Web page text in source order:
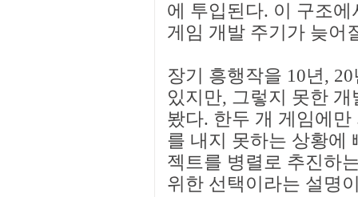
에 투입된다. 이 구조
게임 개발 주기가 늦어
장기 흥행작을 10년,
있지만, 그렇지 못한
봤다. 한두 개 게임에
를 내지 못하는 상황에
젝트를 병렬로 추진하
위한 선택이라는 설명